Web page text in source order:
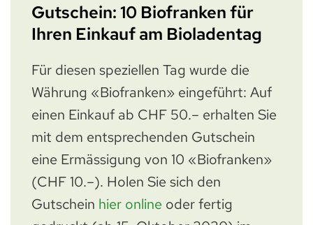
Gutschein: 10 Biofranken für
Ihren Einkauf am Bioladentag
Für diesen speziellen Tag wurde die
Währung «Biofranken» eingeführt: Auf
einen Einkauf ab CHF 50.– erhalten Sie
mit dem entsprechenden Gutschein
eine Ermässigung von 10 «Biofranken»
(CHF 10.–). Holen Sie sich den
Gutschein hier online oder fertig